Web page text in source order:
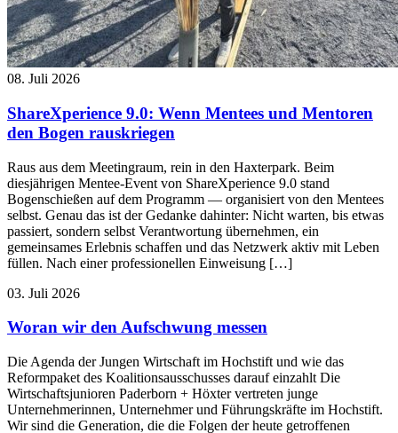
08. Juli 2026
ShareXperience 9.0: Wenn Mentees und Mentoren
den Bogen rauskriegen
Raus aus dem Meetingraum, rein in den Haxterpark. Beim
diesjährigen Mentee-Event von ShareXperience 9.0 stand
Bogenschießen auf dem Programm — organisiert von den Mentees
selbst. Genau das ist der Gedanke dahinter: Nicht warten, bis etwas
passiert, sondern selbst Verantwortung übernehmen, ein
gemeinsames Erlebnis schaffen und das Netzwerk aktiv mit Leben
füllen. Nach einer professionellen Einweisung […]
03. Juli 2026
Woran wir den Aufschwung messen
Die Agenda der Jungen Wirtschaft im Hochstift und wie das
Reformpaket des Koalitionsausschusses darauf einzahlt Die
Wirtschaftsjunioren Paderborn + Höxter vertreten junge
Unternehmerinnen, Unternehmer und Führungskräfte im Hochstift.
Wir sind die Generation, die die Folgen der heute getroffenen